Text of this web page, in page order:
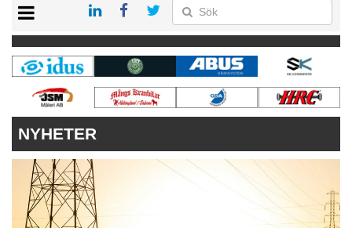
KONTAKT
VÅRA ANDRA MAGASIN
PRENUMERERA
ANNONSERA
NYHETER